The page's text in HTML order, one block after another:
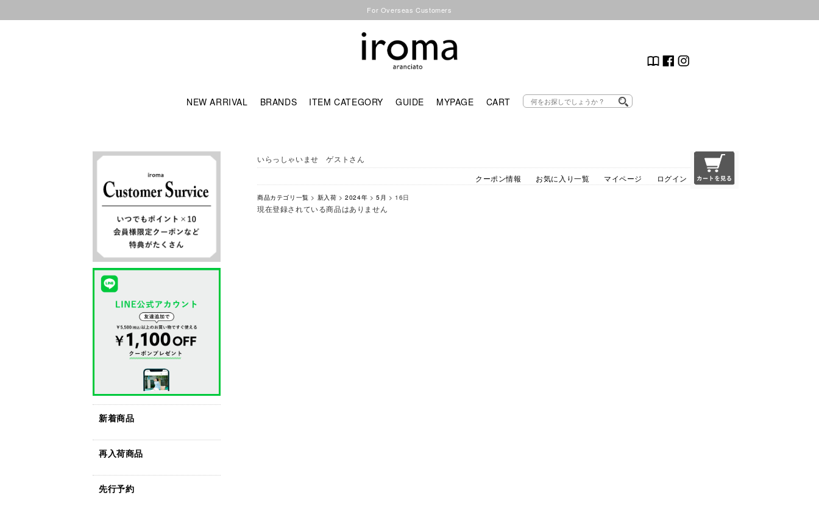
For Overseas Customers
NEW ARRIVAL BRANDS ITEM CATEGORY GUIDE MYPAGE CART
新着商品
再入荷商品
先行予約
いらっしゃいませ ゲストさん
クーポン情報
お気に入り一覧 マイページ ログイン
商品カテゴリ一覧 > 新入荷 >2024年 >5月 > 16日
現在登録されている商品はありません